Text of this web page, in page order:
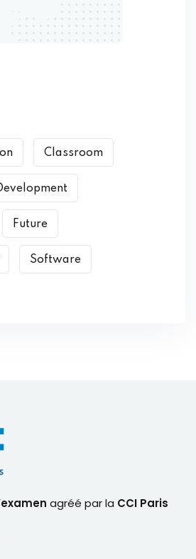
Classroom
Future
Software
agréé par la CCI Paris